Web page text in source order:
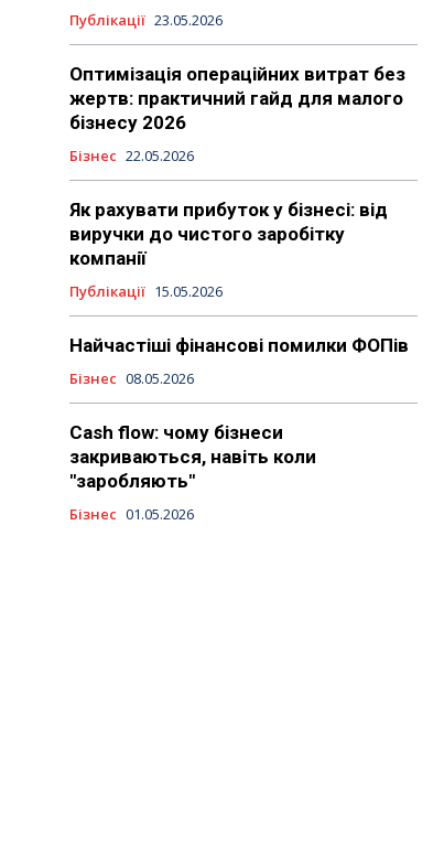
Публікації 23.05.2026
Оптимізація операційних витрат без
жертв: практичний гайд для малого
бізнесу 2026
Бізнес 22.05.2026
Як рахувати прибуток у бізнесі: від
виручки до чистого заробітку
компанії
Публікації 15.05.2026
Найчастіші фінансові помилки ФОПів
Бізнес 08.05.2026
Cash flow: чому бізнеси
закриваються, навіть коли
"заробляють"
Бізнес 01.05.2026